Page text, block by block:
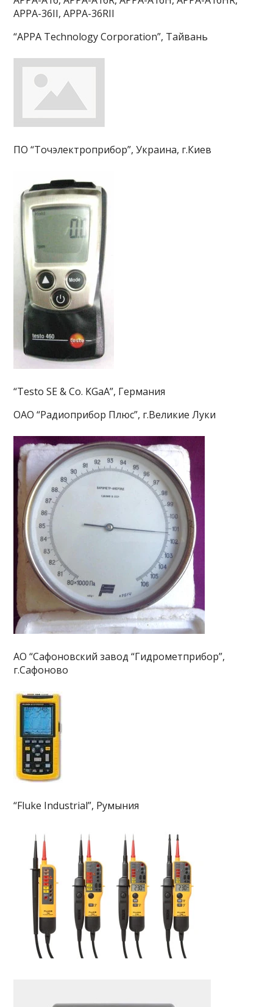
APPA-36II, APPA-36RII
“APPA Technology Corporation”, Тайвань
ПО “Точэлектроприбор”, Украина, г.Киев
“Testo SE & Co. KGaA”, Германия
ОАО “Радиоприбор Плюс”, г.Великие Луки
АО “Сафоновский завод “Гидрометприбор”,
г.Сафоново
“Fluke Industrial”, Румыния